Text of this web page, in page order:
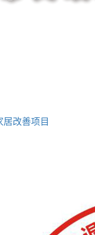
居改善项目